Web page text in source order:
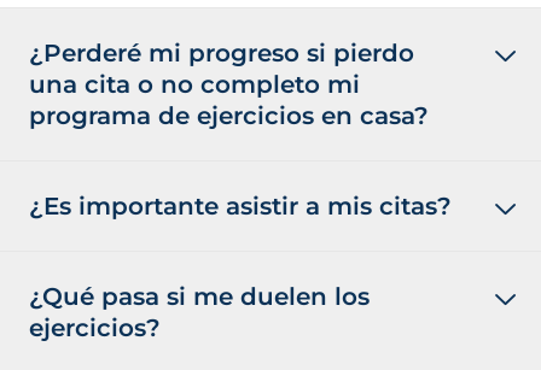
¿Perderé mi progreso si pierdo
una cita o no completo mi
programa de ejercicios en casa?
¿Es importante asistir a mis citas?
¿Qué pasa si me duelen los
ejercicios?